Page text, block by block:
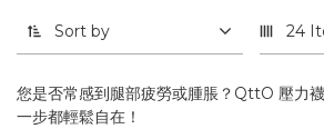
Sort by 24
您是否常感到腿部疲勞或腫脹？ QttO 壓力
一步都輕鬆自在！